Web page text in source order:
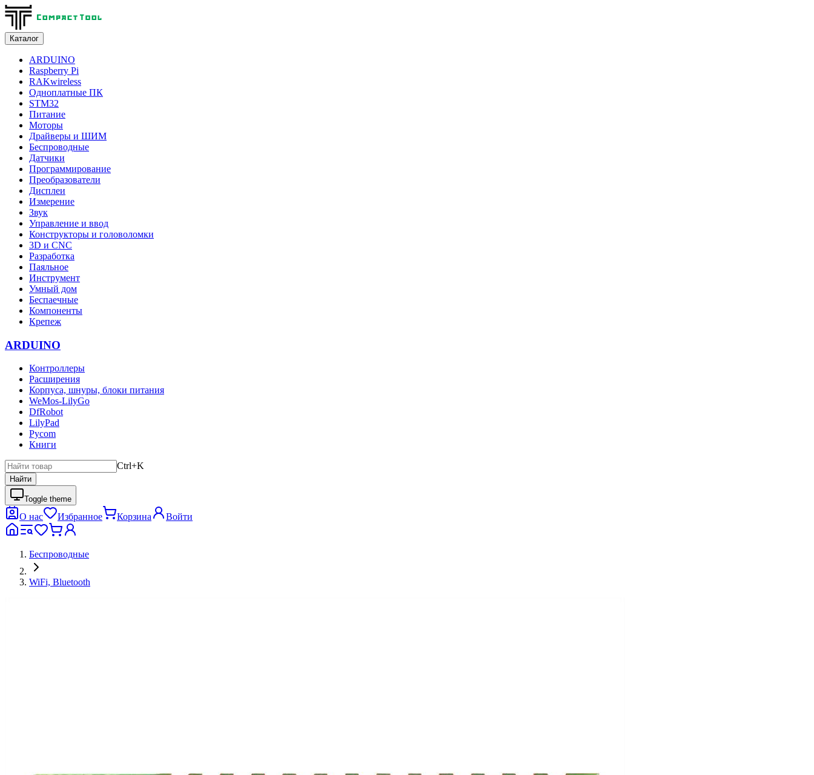
Каталог
ARDUINO
Raspberry Pi
RAKwireless
Одноплатные ПК
STM32
Питание
Моторы
Драйверы и ШИМ
Беспроводные
Датчики
Программирование
Преобразователи
Дисплеи
Измерение
Звук
Управление и ввод
Конструкторы и головоломки
3D и CNC
Разработка
Паяльное
Инструмент
Умный дом
Беспаечные
Компоненты
Крепеж
ARDUINO
Контроллеры
Расширения
Корпуса, шнуры, блоки питания
WeMos-LilyGo
DfRobot
LilyPad
Pycom
Книги
Ctrl+K
Найти
Toggle theme
О нас Избранное Корзина Войти
Беспроводные
WiFi, Bluetooth